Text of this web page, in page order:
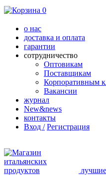
0
о нас
доставка и оплата
гарантии
сотрудничество
Оптовикам
Поставщикам
Корпоративным
Вакансии
журнал
New&news
контакты
Вход / Регистрация